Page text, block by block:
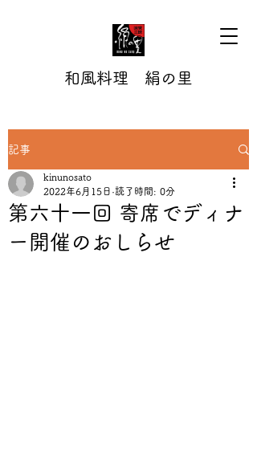
和風料理 絹の里
記事
第六十一回 寄席でディナ
ー開催のおしらせ
kinunosato
2022年6月15日 読了時間: 0分